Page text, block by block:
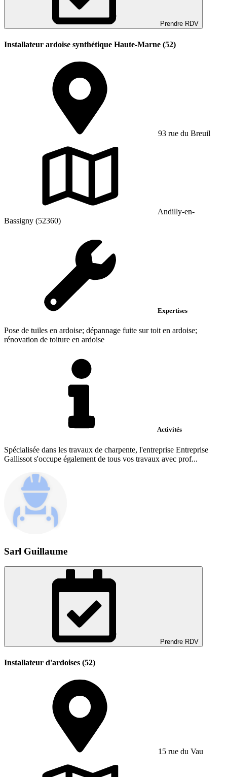
Prendre RDV
Installateur ardoise synthétique Haute-Marne (52)
93 rue du Breuil
Andilly-en-
Bassigny (52360)
Expertises
Pose de tuiles en ardoise; dépannage fuite sur toit en ardoise;
rénovation de toiture en ardoise
Activités
Spécialisée dans les travaux de charpente, l'entreprise Entreprise
Gallissot s'occupe également de tous vos travaux avec prof...
Sarl Guillaume
Prendre RDV
Installateur d'ardoises (52)
15 rue du Vau